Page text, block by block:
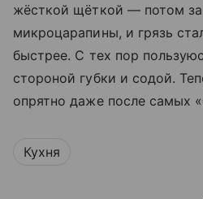
жёсткой щёткой — потом
микроцарапины, и грязь
быстрее. С тех пор
стороной губки и содой.
опрятно даже после самых
Кухня